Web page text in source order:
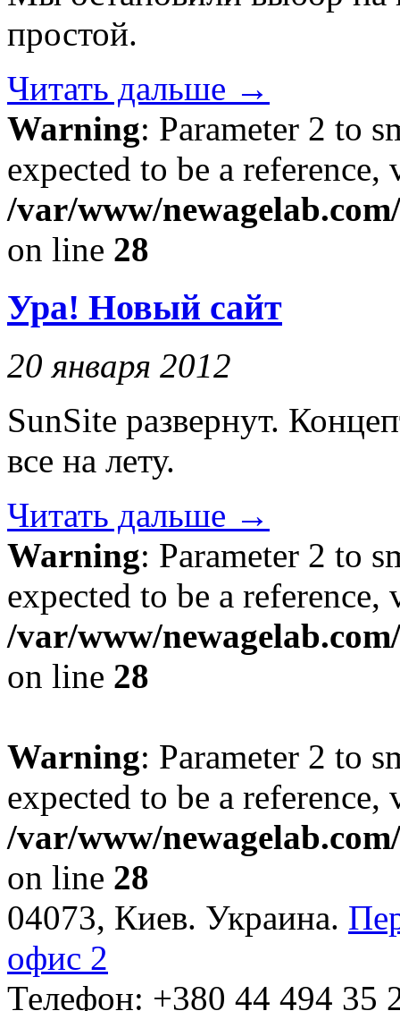
простой.
Читать дальше →
Warning: Parameter 2 to
expected to be a
/var/www/
on line 28
Ура! Новый сайт
20 января 2012
SunSite развернут.
все на лету.
Читать дальше →
Warning: Parameter 2 to
expected to be a
/var/www/
on line 28
Warning: Parameter 2 to
expected to be a
/var/www/
on line 28
04073, Киев. Украина.
офис 2
Телефон: +380 44 ‎494 35